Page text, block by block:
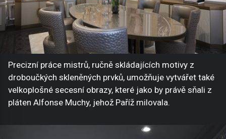
Precizní práce mistrů, ručně skládajících motivy z
droboučkých skleněných prvků, umožňuje vytvářet také
velkoplošné secesní obrazy, které jako by právě sňali z
pláten Alfonse Muchy, jehož Paříž milovala.